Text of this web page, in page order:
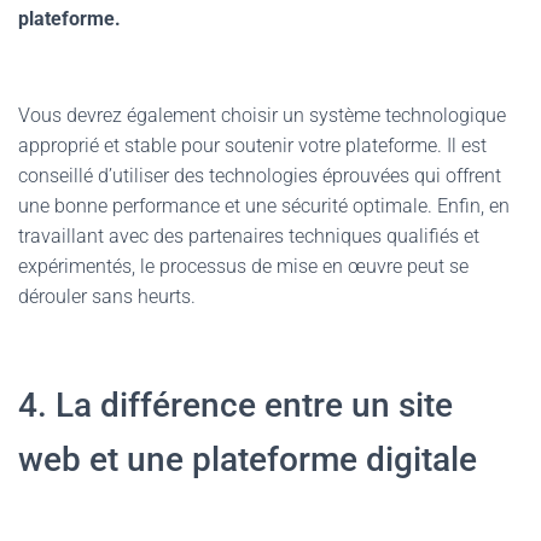
plateforme.
Vous devrez également choisir un système technologique
approprié et stable pour soutenir votre plateforme. Il est
conseillé d’utiliser des technologies éprouvées qui offrent
une bonne performance et une sécurité optimale. Enfin, en
travaillant avec des partenaires techniques qualifiés et
expérimentés, le processus de mise en œuvre peut se
dérouler sans heurts.
4. La différence entre un site
web et une plateforme digitale